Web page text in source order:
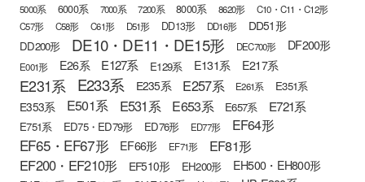
5000系 6000系 7000系 7200系 8000系 8620形
C10・C11・C12形
C57形
C58形 C61形 D51形 DD13形 DD16形 DD51形
DD200形 DE10・DE11・DE15形 DEC700形 DF200形
E001形 E26系 E127系 E129系 E131系 E217系
E231系 E233系 E235系 E257系 E261系 E351系
E353系 E501系 E531系 E653系 E657系 E721系
E751系 ED75・ED79形 ED76形 ED77形 EF64形
EF65・EF67形 EF66形 EF71形
EF81形
EF200・EF210形
EF510形 EH200形 EH500・EH800形